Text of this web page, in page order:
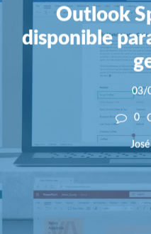
Outlook
disponible
03/
0